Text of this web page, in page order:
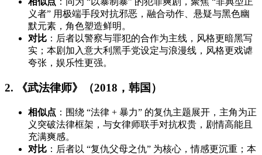
义者” 用极端手段对抗邪恶，融合动作、悬疑与黑色幽
默元素，角色塑造鲜明。
对比 ：后者以警察与罪犯的合作为主线，风格更暗黑写
实；本剧加入意大利黑手党设定与浪漫线，风格更戏谑
夸张，娱乐性更强。
2. 《武法律师》（2018，韩国）
相似点 ：围绕 “法律 + 暴力” 的复仇主题展开，主角为正
义突破法律框架，与女律师联手对抗权贵，剧情高能且
充满爽感。
对比 ：后者以 “复仇父母之仇” 为核心，情感更沉重；本